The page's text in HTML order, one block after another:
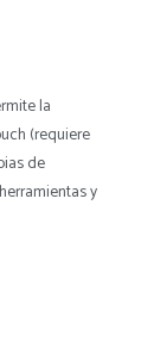
la
(requiere
de
y